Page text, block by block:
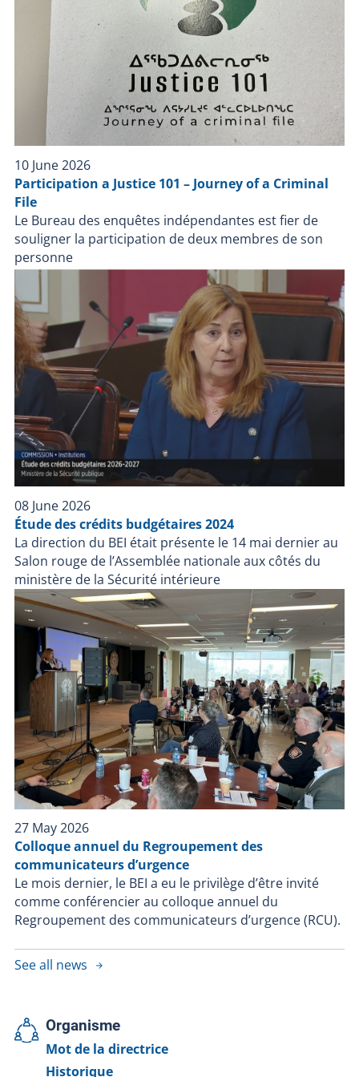
civilian involved in the police intervention and the case
is still before the courts, the BEI will not release any
further information at this time in order to avoid
compromising the fairness and integrity of the judicial
process. The investigation report, following standard
procedure, will be published once these criminal
proceedings are concluded. The Bureau of
Independent Investigations' mandate is to fully
investigate the facts surrounding the police
intervention. The BEI investigates all cases where a
person, other than a police officer on duty, dies,
suffers serious injury or is injured by a firearm used
by a police officer during a police intervention or while
in the custody of a police force.
10 June 2026
Participation a Justice 101 – Journey of a Criminal
File
Le Bureau des enquêtes indépendantes est fier de
souligner la participation de deux membres de son
personne
08 June 2026
Étude des crédits budgétaires 2024
La direction du BEI était présente le 14 mai dernier au
Salon rouge de l’Assemblée nationale aux côtés du
ministère de la Sécurité intérieure
27 May 2026
Colloque annuel du Regroupement des
communicateurs d’urgence
Le mois dernier, le BEI a eu le privilège d’être invité
comme conférencier au colloque annuel du
Regroupement des communicateurs d’urgence (RCU).
See all news
Organisme
Mot de la directrice
Historique